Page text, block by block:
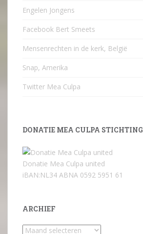
Engelen Jongens
Facebook Bert Smeets
Mensenrechten in de kerk, België
Snap, Amerika
Twitter Mea Culpa
DONATIE MEA CULPA STICHTING
Donatie Mea Culpa united
iBAN:NL34 ABNA 0592 5951 61
ARCHIEF
Archief